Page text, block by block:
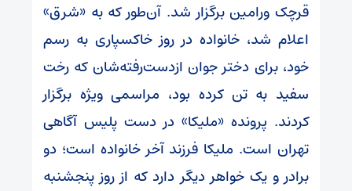
قرچک ورامین برگزار شد. آن‌طور که به «شرق»
اعلام شد، خانواده در روز خاکسپاری به رسم
خود، برای دختر جوان ازدست‌رفته‌شان که رخت
سفید به تن کرده بود، مراسمی ویژه برگزار
کردند. پرونده «ملیکا» در دست پلیس آگاهی
تهران است. ملیکا فرزند آخر خانواده است؛ دو
برادر و یک خواهر دیگر دارد که از روز پنجشنبه